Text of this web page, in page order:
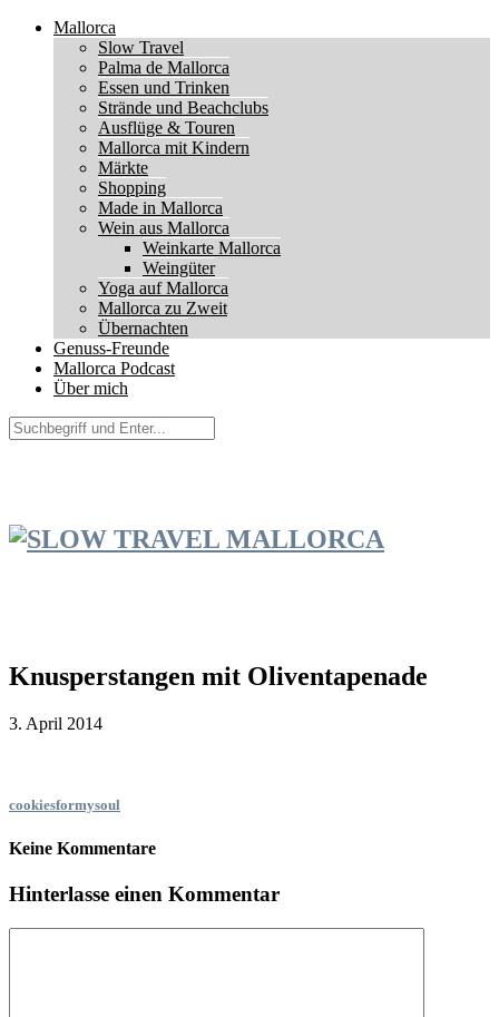
Mallorca
Slow Travel
Palma de Mallorca
Essen und Trinken
Strände und Beachclubs
Ausflüge & Touren
Mallorca mit Kindern
Märkte
Shopping
Made in Mallorca
Wein aus Mallorca
Weinkarte Mallorca
Weingüter
Yoga auf Mallorca
Mallorca zu Zweit
Übernachten
Genuss-Freunde
Mallorca Podcast
Über mich
Knusperstangen mit Oliventapenade
3. April 2014
cookiesformysoul
Keine Kommentare
Hinterlasse einen Kommentar